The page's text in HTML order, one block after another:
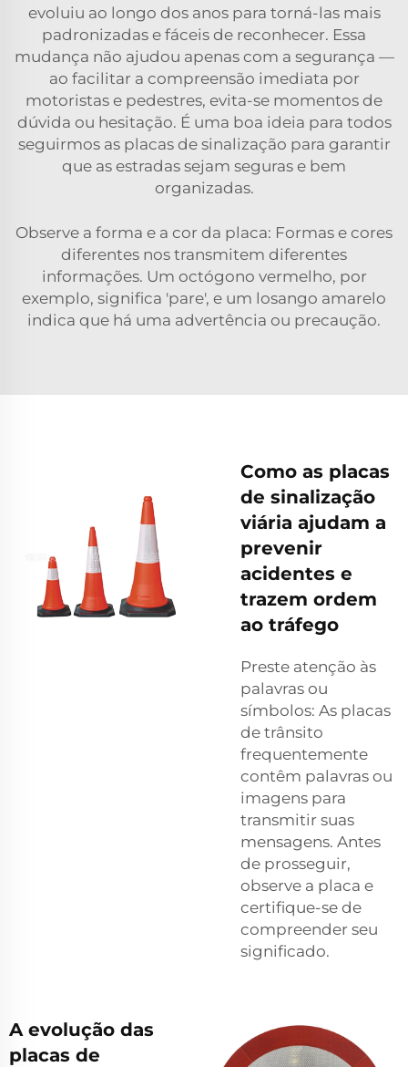
evoluiu ao longo dos anos para torná-las mais
padronizadas e fáceis de reconhecer. Essa
mudança não ajudou apenas com a segurança —
ao facilitar a compreensão imediata por
motoristas e pedestres, evita-se momentos de
dúvida ou hesitação. É uma boa ideia para todos
seguirmos as placas de sinalização para garantir
que as estradas sejam seguras e bem
organizadas.
Observe a forma e a cor da placa: Formas e cores
diferentes nos transmitem diferentes
informações. Um octógono vermelho, por
exemplo, significa 'pare', e um losango amarelo
indica que há uma advertência ou precaução.
Como as placas
de sinalização
viária ajudam a
prevenir
acidentes e
trazem ordem
ao tráfego
Preste atenção às
palavras ou
símbolos: As placas
de trânsito
frequentemente
contêm palavras ou
imagens para
transmitir suas
mensagens. Antes
de prosseguir,
observe a placa e
certifique-se de
compreender seu
significado.
A evolução das
placas de